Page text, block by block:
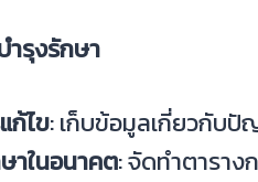
รุงรักษา
ก้ไข: เก็บข้อมูลเกี่ยวกับ
าในอนาคต: จัดทำตาราง